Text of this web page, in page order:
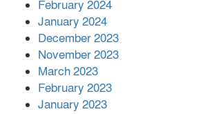
February 2024
January 2024
December 2023
November 2023
March 2023
February 2023
January 2023